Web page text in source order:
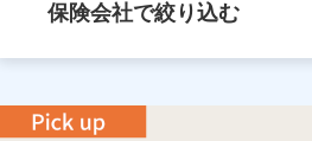
保険会社で絞り込む